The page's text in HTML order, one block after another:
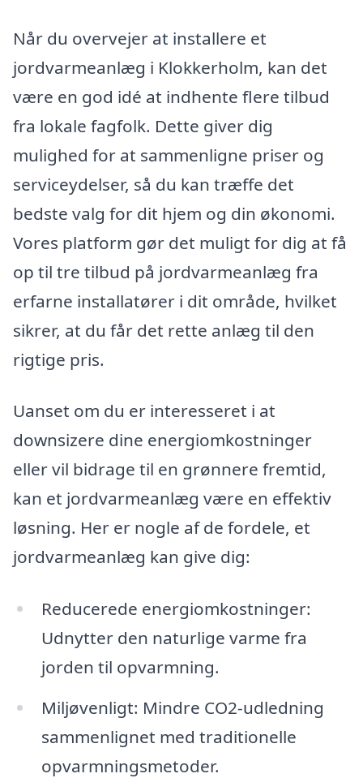
Når du overvejer at installere et
jordvarmeanlæg i Klokkerholm, kan det
være en god idé at indhente flere tilbud
fra lokale fagfolk. Dette giver dig
mulighed for at sammenligne priser og
serviceydelser, så du kan træffe det
bedste valg for dit hjem og din økonomi.
Vores platform gør det muligt for dig at få
op til tre tilbud på jordvarmeanlæg fra
erfarne installatører i dit område, hvilket
sikrer, at du får det rette anlæg til den
rigtige pris.
Uanset om du er interesseret i at
downsizere dine energiomkostninger
eller vil bidrage til en grønnere fremtid,
kan et jordvarmeanlæg være en effektiv
løsning. Her er nogle af de fordele, et
jordvarmeanlæg kan give dig:
Reducerede energiomkostninger:
Udnytter den naturlige varme fra
jorden til opvarmning.
Miljøvenligt: Mindre CO2-udledning
sammenlignet med traditionelle
opvarmningsmetoder.